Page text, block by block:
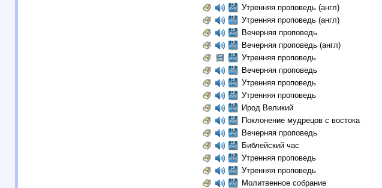
Утренняя проповедь (англ)
Утренняя проповедь (англ)
Вечерняя проповедь
Вечерняя проповедь (англ)
Утренняя проповедь
Вечерняя проповедь
Утренняя проповедь
Утренняя проповедь
Ирод Великий
Поклонение мудрецов c востока
Вечерняя проповедь
Библейский час
Утренняя проповедь
Утренняя проповедь
Молитвенное собрание